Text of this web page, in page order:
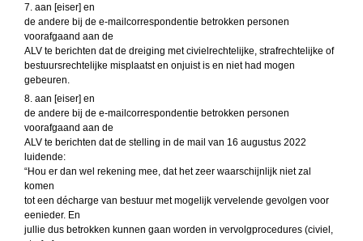
7. aan [eiser] en
de andere bij de e-mailcorrespondentie betrokken personen
voorafgaand aan de
ALV te berichten dat de dreiging met civielrechtelijke, strafrechtelijke of
bestuursrechtelijke misplaatst en onjuist is en niet had mogen
gebeuren.
8. aan [eiser] en
de andere bij de e-mailcorrespondentie betrokken personen
voorafgaand aan de
ALV te berichten dat de stelling in de mail van 16 augustus 2022
luidende:
“Hou er dan wel rekening mee, dat het zeer waarschijnlijk niet zal
komen
tot een décharge van bestuur met mogelijk vervelende gevolgen voor
eenieder. En
jullie dus betrokken kunnen gaan worden in vervolgprocedures (civiel,